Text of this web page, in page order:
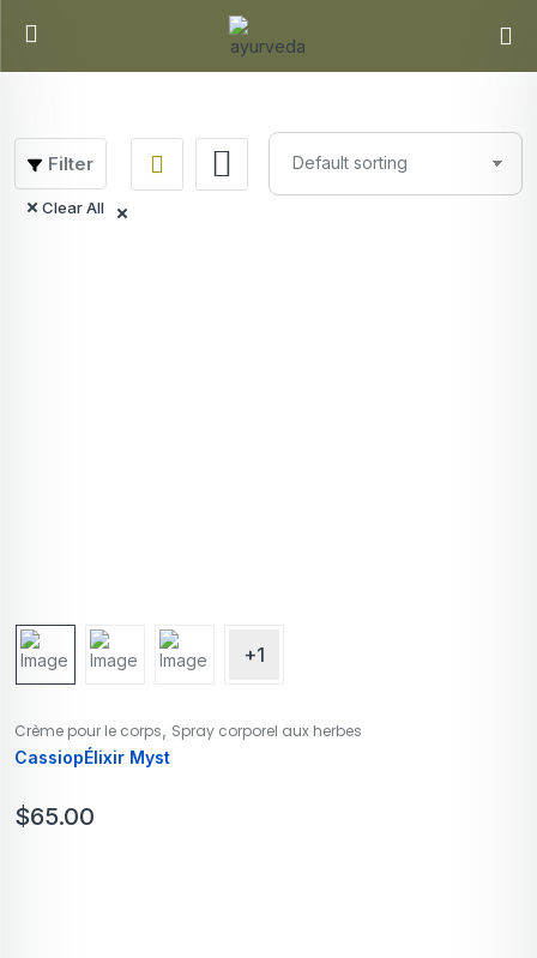
Filter
Clear All
+1
Crème pour le corps Spray corporel aux herbes
CassiopÉlixir Myst
$65.00